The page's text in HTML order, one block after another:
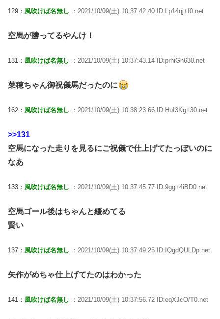
129： 風吹けば名無し ：2021/10/09(土) 10:37:42.40 ID:Lp14qj+f0.net
空馬が勝ってるやんけ！
131： 風吹けば名無し ：2021/10/09(土) 10:37:43.14 ID:prhiGh630.net
菜穂ちゃん御祝儀馬だったのに
162： 風吹けば名無し ：2021/10/09(土) 10:38:23.66 ID:HuI3Kg+30.net
>>131
空馬になった走りを見るにご祝儀で仕上げてたっぽいのに
なあ
133： 風吹けば名無し ：2021/10/09(土) 10:37:45.77 ID:9gg+4iBD0.net
空馬ゴール後はちゃんと緩めてる
賢い
137： 風吹けば名無し ：2021/10/09(土) 10:37:49.25 ID:IQgdQULDp.net
矢作がめちゃ仕上げてたのはわかった
141： 風吹けば名無し ：2021/10/09(土) 10:37:56.72 ID:eqXJcO/T0.net